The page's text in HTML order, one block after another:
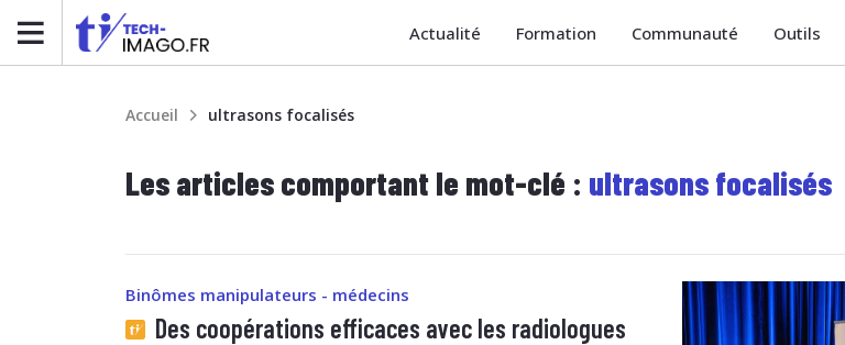
Actualité Formation Communauté Outils
Accueil ultrasons focalisés
Les articles comportant le mot-clé : ultrasons focalisés
Binômes manipulateurs - médecins
Des coopérations efficaces avec les radiologues